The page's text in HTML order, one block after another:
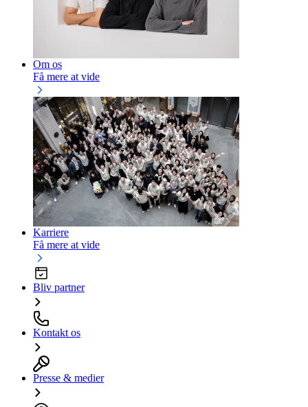
Om os
Få mere at vide
Karriere
Få mere at vide
Bliv partner
Kontakt os
Presse & medier